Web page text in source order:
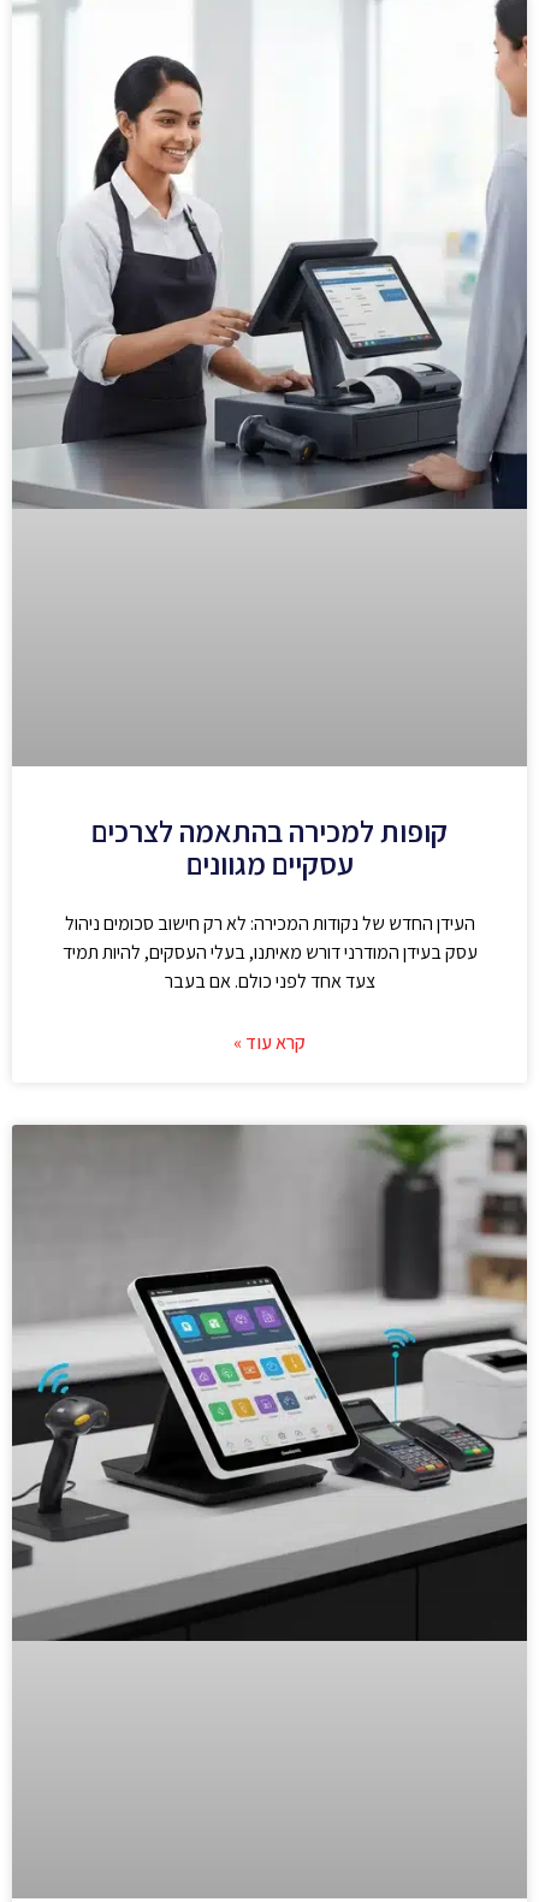
קופות למכירה בהתאמה לצרכים
עסקיים מגוונים
העידן החדש של נקודות המכירה: לא רק חישוב סכומים ניהול
עסק בעידן המודרני דורש מאיתנו, בעלי העסקים, להיות תמיד
צעד אחד לפני כולם. אם בעבר
קרא עוד »